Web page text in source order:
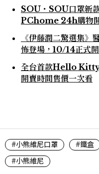
SOU・SOU口罩新
PChome 24h購物
《伊藤潤二驚選集》
怖登場，10/14正式
全台首款Hello Kitty
開賣時間售價一次看
#小熊維尼口罩 #鐵盒
#小熊維尼